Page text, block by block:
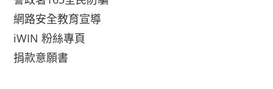
網路安全教育宣導
iWIN 粉絲專頁
捐款意願書